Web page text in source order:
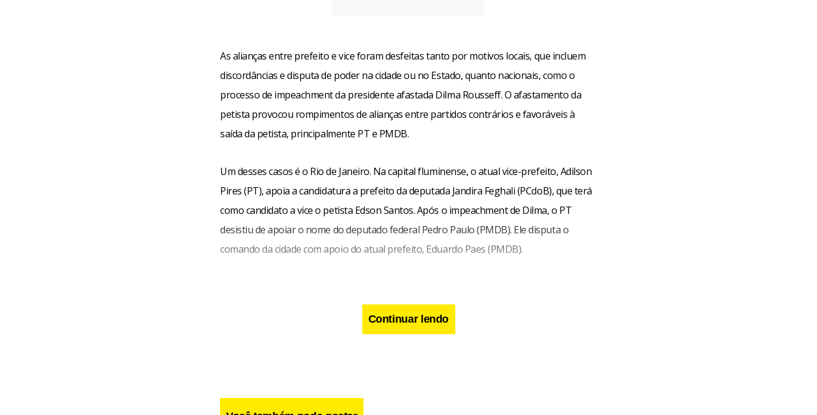
As alianças entre prefeito e vice foram desfeitas tanto por motivos locais, que incluem
discordâncias e disputa de poder na cidade ou no Estado, quanto nacionais, como o
processo de impeachment da presidente afastada Dilma Rousseff. O afastamento da
petista provocou rompimentos de alianças entre partidos contrários e favoráveis à
saída da petista, principalmente PT e PMDB.
Um desses casos é o Rio de Janeiro. Na capital fluminense, o atual vice-prefeito, Adilson
Pires (PT), apoia a candidatura a prefeito da deputada Jandira Feghali (PCdoB), que terá
como candidato a vice o petista Edson Santos. Após o impeachment de Dilma, o PT
desistiu de apoiar o nome do deputado federal Pedro Paulo (PMDB). Ele disputa o
comando da cidade com apoio do atual prefeito, Eduardo Paes (PMDB).
Continuar lendo